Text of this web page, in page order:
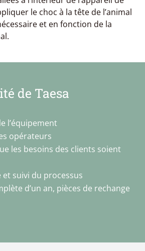
le choc à la tête de l’animal
et en fonction de la
de Taesa
l’équipement
opérateurs
les besoins des clients soient
et suivi du processus
d’un an, pièces de rechange